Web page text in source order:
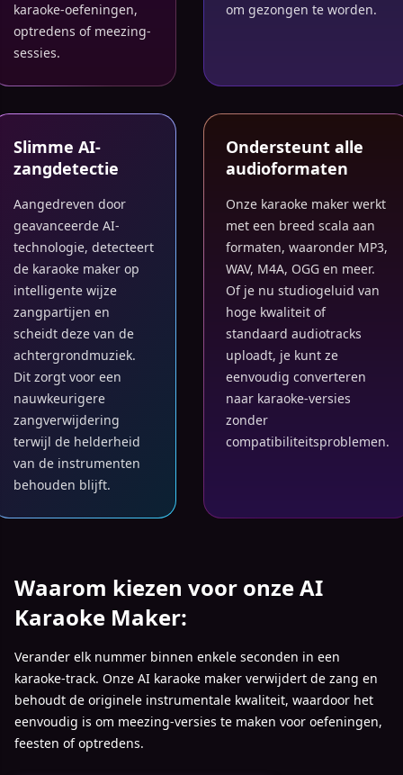
karaoke-oefeningen,
optredens of meezing-
sessies.
om gezongen te worden.
Slimme AI-
zangdetectie
Aangedreven door
geavanceerde AI-
technologie, detecteert
de karaoke maker op
intelligente wijze
zangpartijen en
scheidt deze van de
achtergrondmuziek.
Dit zorgt voor een
nauwkeurigere
zangverwijdering
terwijl de helderheid
van de instrumenten
behouden blijft.
Ondersteunt alle
audioformaten
Onze karaoke maker werkt
met een breed scala aan
formaten, waaronder MP3,
WAV, M4A, OGG en meer.
Of je nu studiogeluid van
hoge kwaliteit of
standaard audiotracks
uploadt, je kunt ze
eenvoudig converteren
naar karaoke-versies
zonder
compatibiliteitsproblemen.
Waarom kiezen voor onze AI
Karaoke Maker:
Verander elk nummer binnen enkele seconden in een
karaoke-track. Onze AI karaoke maker verwijdert de zang en
behoudt de originele instrumentale kwaliteit, waardoor het
eenvoudig is om meezing-versies te maken voor oefeningen,
feesten of optredens.